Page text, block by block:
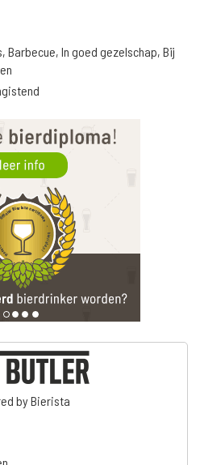
Barbecue, In goed gezelschap, Bij
by Bierista